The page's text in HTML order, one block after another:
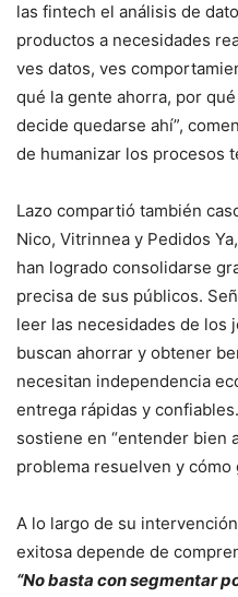
las fintech el análisis de
productos a necesidades
ves datos, ves
qué la gente ahorra, por
decide quedarse ahí”,
de humanizar los procesos
Lazo compartió también
Nico, Vitrinnea y Pedidos
han logrado consolidarse
precisa de sus públicos.
leer las necesidades de los
buscan ahorrar y obtener
necesitan independencia
entrega rápidas y
sostiene en “entender bien
problema resuelven y cómo
A lo largo de su
exitosa depende de
“No basta con segmentar